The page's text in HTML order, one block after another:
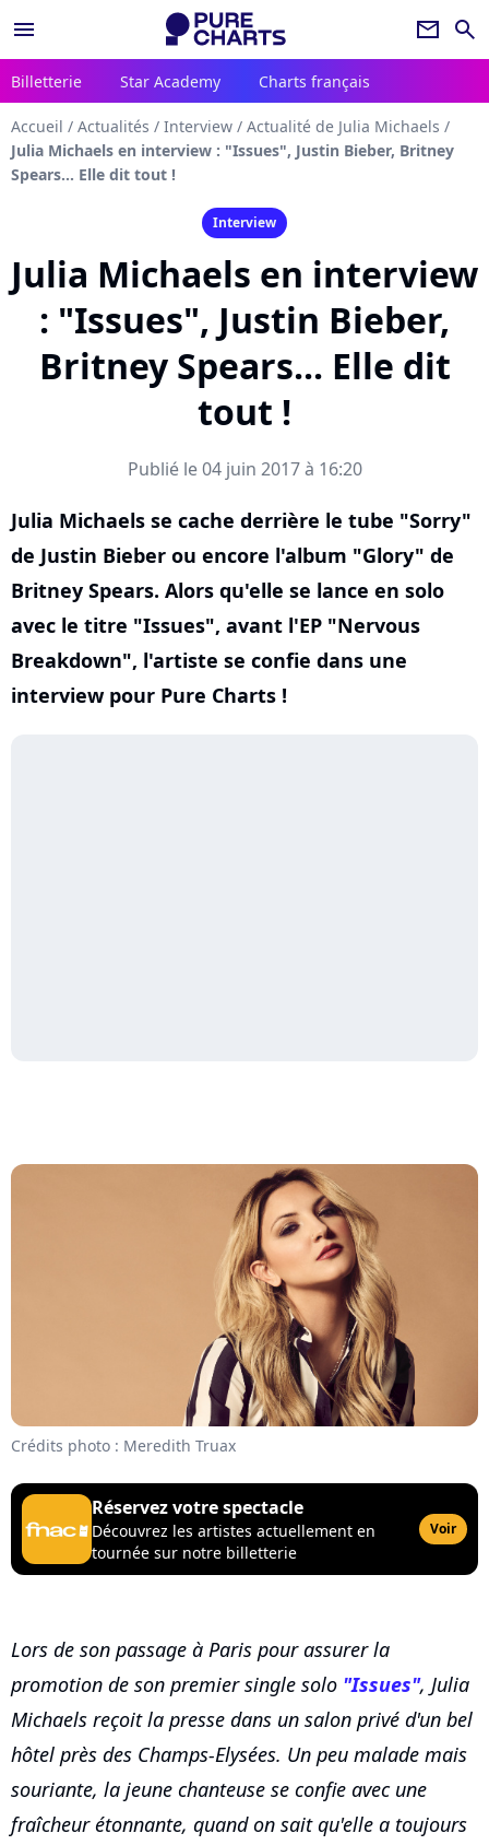
menu newsletter search
Billetterie Star Academy Charts français
Accueil / Actualités / Interview / Actualité de Julia Michaels /
Julia Michaels en interview : "Issues", Justin Bieber, Britney
Spears... Elle dit tout !
Interview
Julia Michaels en interview
: "Issues", Justin Bieber,
Britney Spears... Elle dit
tout !
Publié le 04 juin 2017 à 16:20
Julia Michaels se cache derrière le tube "Sorry"
de Justin Bieber ou encore l'album "Glory" de
Britney Spears. Alors qu'elle se lance en solo
avec le titre "Issues", avant l'EP "Nervous
Breakdown", l'artiste se confie dans une
interview pour Pure Charts !
Crédits photo : Meredith Truax
Réservez votre spectacle
Découvrez les artistes actuellement en
tournée sur notre billetterie
Voir
Lors de son passage à Paris pour assurer la
promotion de son premier single solo "Issues", Julia
Michaels reçoit la presse dans un salon privé d'un bel
hôtel près des Champs-Elysées. Un peu malade mais
souriante, la jeune chanteuse se confie avec une
fraîcheur étonnante, quand on sait qu'elle a toujours